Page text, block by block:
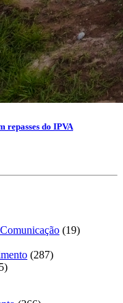
repasses do IPVA
(19)
(287)